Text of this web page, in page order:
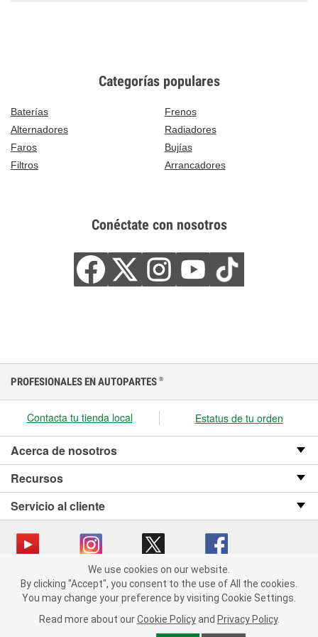
Categorías populares
Baterías
Frenos
Alternadores
Radiadores
Faros
Bujías
Filtros
Arrancadores
Conéctate con nosotros
We use cookies on our website. By clicking "Accept", you consent
to the use of All the cookies.
You may change your preference by visiting Cookie Settings.
Read more about our Cookie Policy and Privacy Policy.
PROFESIONALES EN AUTOPARTES ®
Contacta tu tienda local Estatus de tu orden
Acerca de nosotros
Recursos
Servicio al cliente
Copyright © 2008-2026 O’Reilly Auto Parts v OST_3.2.0.0.729 (3) cv1361
catalog_main
Política de privacidad
Ley de transparencia en las cadenas de suministro
We use cookies on our website.
By clicking "Accept", you consent to the use of All the cookies.
You may change your preference by visiting Cookie Settings.
Read more about our Cookie Policy and Privacy Policy.